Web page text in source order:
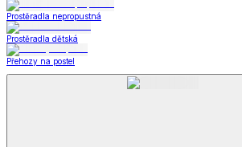
Prostěradla nepropustná
Prostěradla dětská
Přehozy na postel